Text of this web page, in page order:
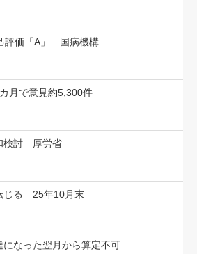
評価「A」 国病機構
月で意見約5,300件
検討 厚労省
じる 25年10月末
なった翌月から算定不可